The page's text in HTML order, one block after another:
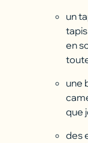
un
en
une
que
des